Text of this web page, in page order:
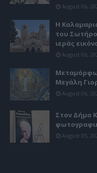
August 06,
Η
του
ιεράς
August 06,
Μεγάλη
August 06,
Στον Δήμο
August 05,